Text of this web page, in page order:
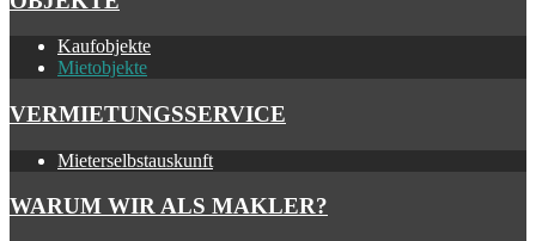
Kaufobjekte
Mietobjekte
VERMIETUNGSSERVICE
Mieterselbstauskunft
WARUM WIR ALS MAKLER?